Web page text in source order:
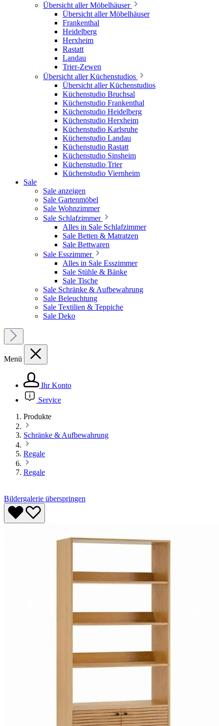
Übersicht aller Möbelhäuser
Übersicht aller Möbelhäuser
Frankenthal
Heidelberg
Herxheim
Rastatt
Landau
Trier-Zewen
Übersicht aller Küchenstudios
Übersicht aller Küchenstudios
Küchenstudio Bruchsal
Küchenstudio Frankenthal
Küchenstudio Heidelberg
Küchenstudio Herxheim
Küchenstudio Karlsruhe
Küchenstudio Landau
Küchenstudio Rastatt
Küchenstudio Sinsheim
Küchenstudio Trier
Küchenstudio Viernheim
Sale
Sale anzeigen
Sale Gartenmöbel
Sale Wohnzimmer
Sale Schlafzimmer
Alles in Sale Schlafzimmer
Sale Betten & Matratzen
Sale Bettwaren
Sale Esszimmer
Alles in Sale Esszimmer
Sale Stühle & Bänke
Sale Tische
Sale Schränke & Aufbewahrung
Sale Beleuchtung
Sale Textilien & Teppiche
Sale Deko
Menü
Ihr Konto
Service
Produkte
Schränke & Aufbewahrung
Regale
Regale
Bildergalerie überspringen